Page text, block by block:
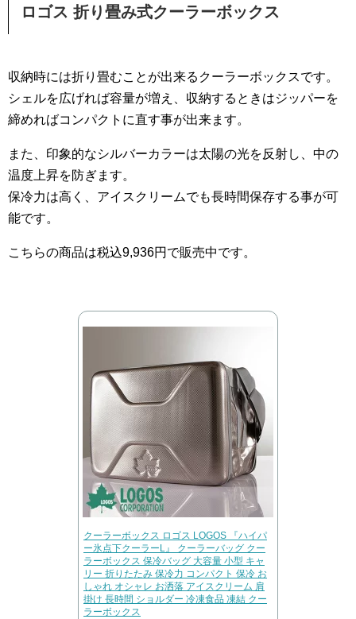
ロゴス 折り畳み式クーラーボックス
収納時には折り畳むことが出来るクーラーボックスです。
シェルを広げれば容量が増え、収納するときはジッパーを
締めればコンパクトに直す事が出来ます。
また、印象的なシルバーカラーは太陽の光を反射し、中の
温度上昇を防ぎます。
保冷力は高く、アイスクリームでも長時間保存する事が可
能です。
こちらの商品は税込9,936円で販売中です。
クーラーボックス ロゴス LOGOS 『ハイパ
ー氷点下クーラーL』 クーラーバッグ クー
ラーボックス 保冷バッグ 大容量 小型 キャ
リー 折りたたみ 保冷力 コンパクト 保冷 お
しゃれ オシャレ お洒落 アイスクリーム 肩
掛け 長時間 ショルダー 冷凍食品 凍結 クー
ラーボックス